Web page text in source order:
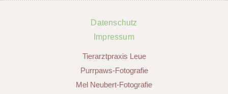
Datenschutz
Impressum
Tierarztpraxis Leue
Purrpaws-Fotografie
Mel Neubert-Fotografie